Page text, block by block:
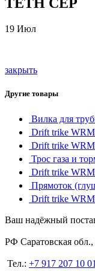
19 Июл
закрыть
Другие товары
Вилка для
Drift trike
Drift trike WRM
Трос газа и
Drift trike
Прямоток
Drift trike
Ваш надёжный
РФ Саратовская
Тел.: +7 917 207 10 01